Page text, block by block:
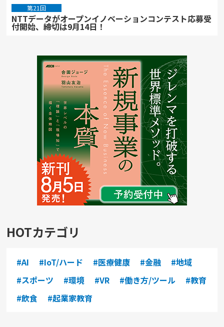
第21回
NTTデータがオープンイノベーションコンテスト応募受
付開始、締切は9月14日！
HOTカテゴリ
#AI #IoT/ハード #医療健康 #金融
#地域
#スポーツ
#環境 #VR #働き方/ツール
#教育
#飲食
#起業家教育